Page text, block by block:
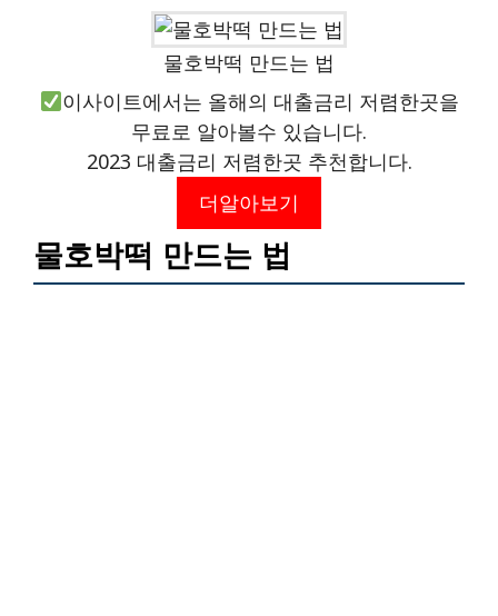
물호박떡 만드는 법
이사이트에서는 올해의 대출금리 저렴한곳을
무료로 알아볼수 있습니다.
2023 대출금리 저렴한곳 추천합니다.
더알아보기
물호박떡 만드는 법